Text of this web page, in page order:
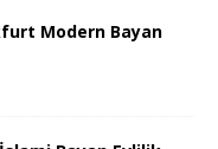
Modern Bayan